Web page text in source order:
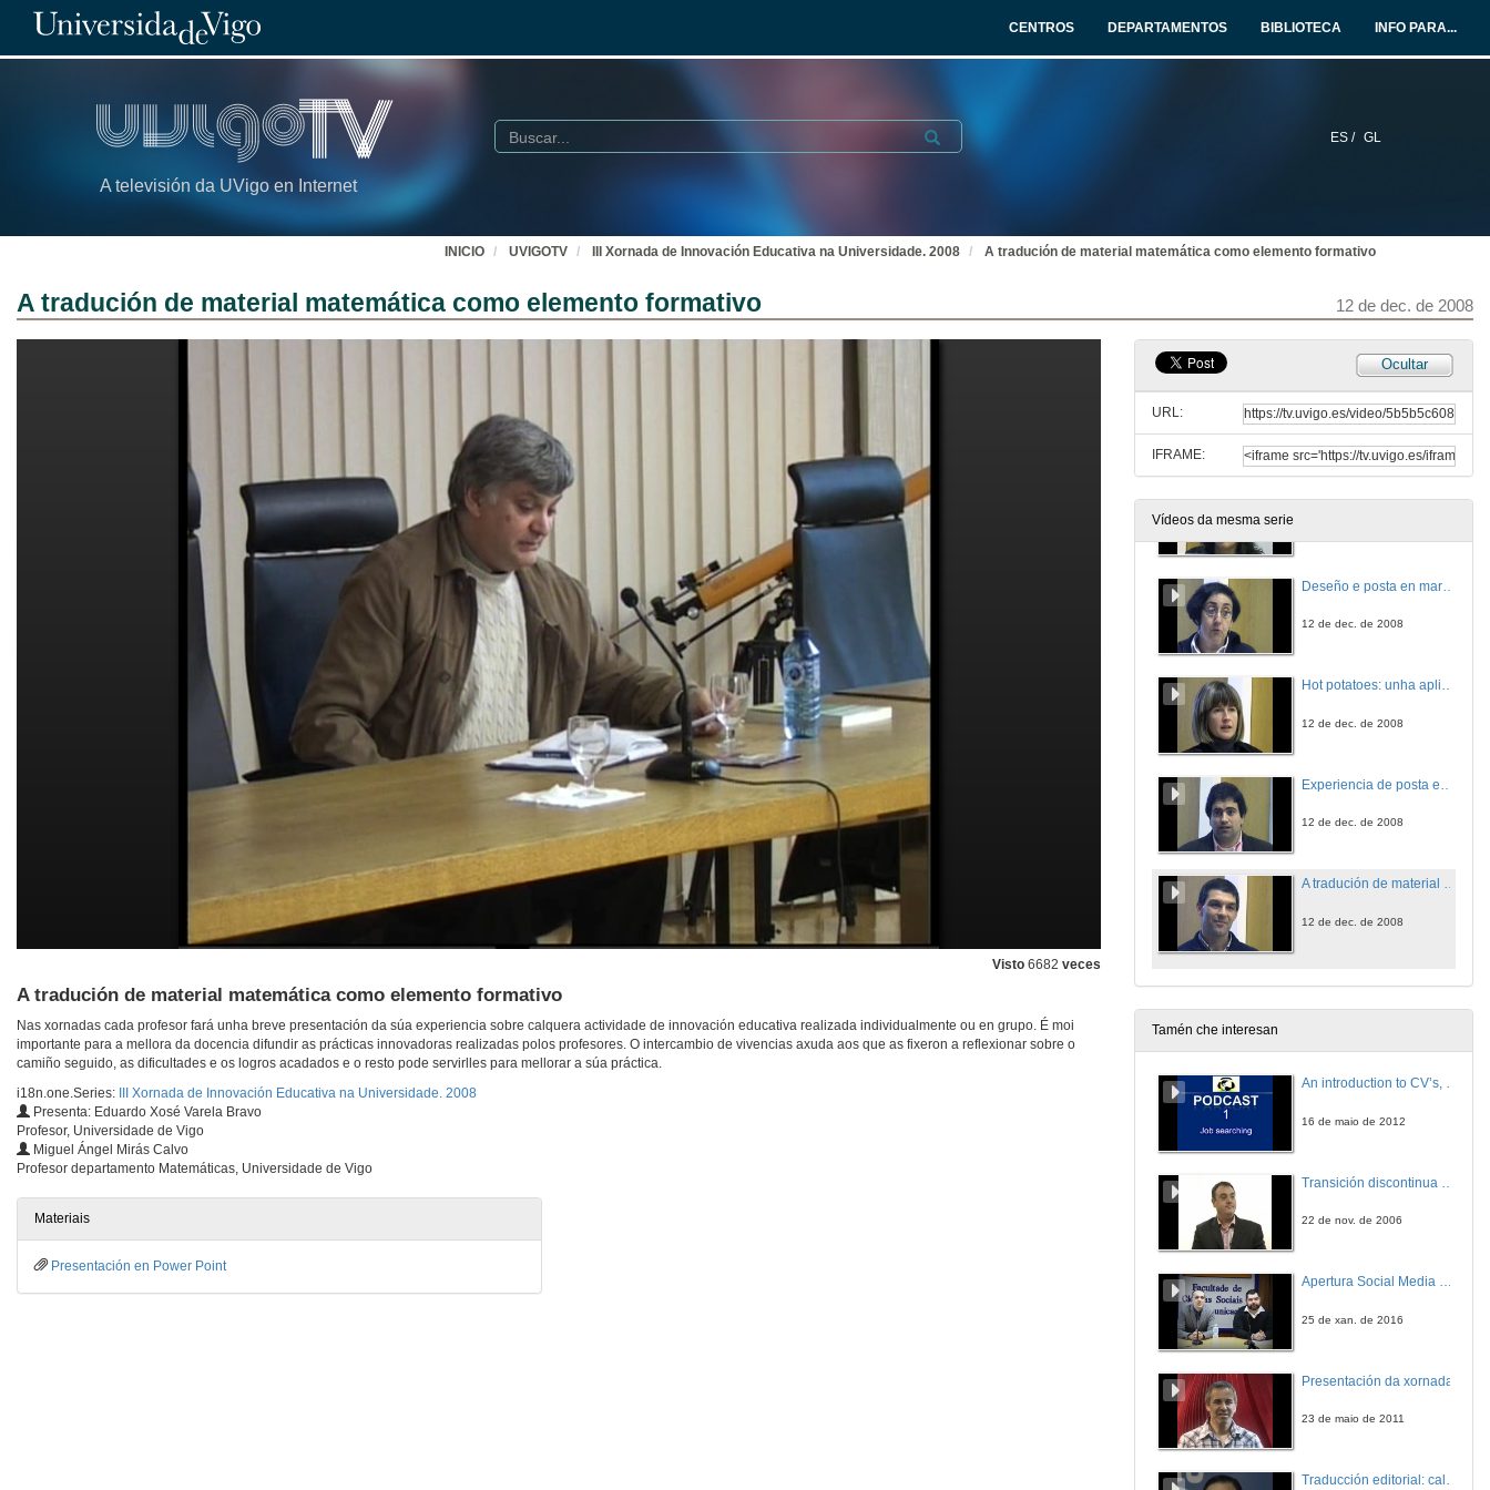
CENTROS DEPARTAMENTOS BIBLIOTECA INFO PARA...
A televisión da UVigo en Internet
ES / GL
Buscar Submit
INICIO UVIGOTV III Xornada de Innovación Educativa na Universidade. 2008 A tradución de material matemática como elemento formativo
A tradución de material matemática como elemento formativo 12 de dec. de 2008
Visto 6682 veces
A tradución de material matemática como elemento formativo
Nas xornadas cada profesor fará unha breve presentación da súa experiencia sobre calquera actividade de innovación educativa realizada individualmente ou en grupo. É moi
importante para a mellora da docencia difundir as prácticas innovadoras realizadas polos profesores. O intercambio de vivencias axuda aos que as fixeron a reflexionar sobre o
camiño seguido, as dificultades e os logros acadados e o resto pode servirlles para mellorar a súa práctica.
i18n.one.Series:
III Xornada de Innovación Educativa na Universidade. 2008
Presenta: Eduardo Xosé Varela Bravo
Profesor, Universidade de Vigo
Miguel Ángel Mirás Calvo
Profesor departamento Matemáticas, Universidade de Vigo
Materiais
Presentación en Power Point
Ocultar
URL:
IFRAME:
Vídeos da mesma serie
12 de dec. de 2008
12 de dec. de 2008
12 de dec. de 2008
Hot potatoes: unha aplicación para crear exercicios interactivos
12 de dec. de 2008
12 de dec. de 2008
A tradución de material matemática como elemento formativo
12 de dec. de 2008
Tamén che interesan
An introduction to CV’s, letters, and job searching
16 de maio de 2012
22 de nov. de 2006
Apertura Social Media Day 2016
25 de xan. de 2016
Presentación da xornada
23 de maio de 2011
Traducción editorial: calidade e xestión de proxectos